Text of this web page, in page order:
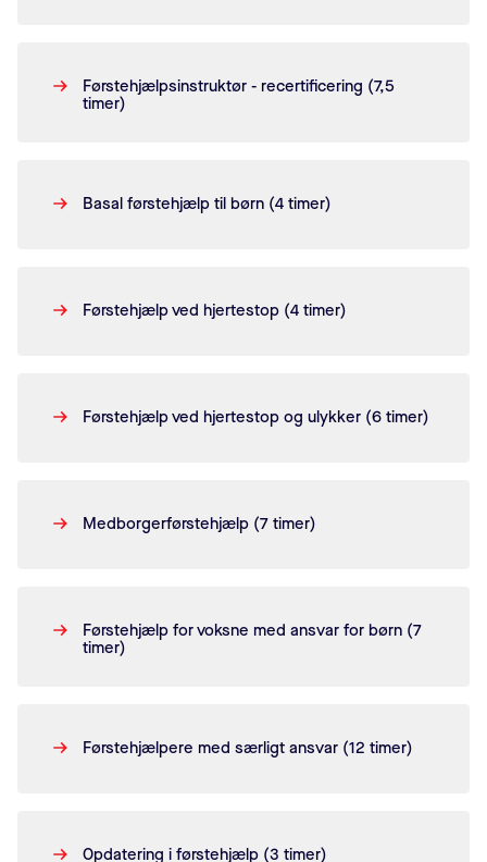
Førstehjælpsinstruktør - recertificering (7,5
timer)
Basal førstehjælp til børn (4 timer)
Førstehjælp ved hjertestop (4 timer)
Førstehjælp ved hjertestop og ulykker (6 timer)
Medborgerførstehjælp (7 timer)
Førstehjælp for voksne med ansvar for børn (7
timer)
Førstehjælpere med særligt ansvar (12 timer)
Opdatering i førstehjælp (3 timer)